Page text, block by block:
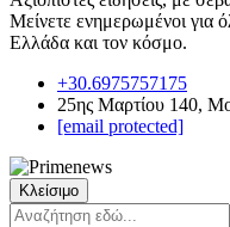
Μείνετε ενημερωμένοι για
Ελλάδα και τον κόσμο.
+30.6975757175
25ης Μαρτίου 140,
[email protected]
Κλείσιμο